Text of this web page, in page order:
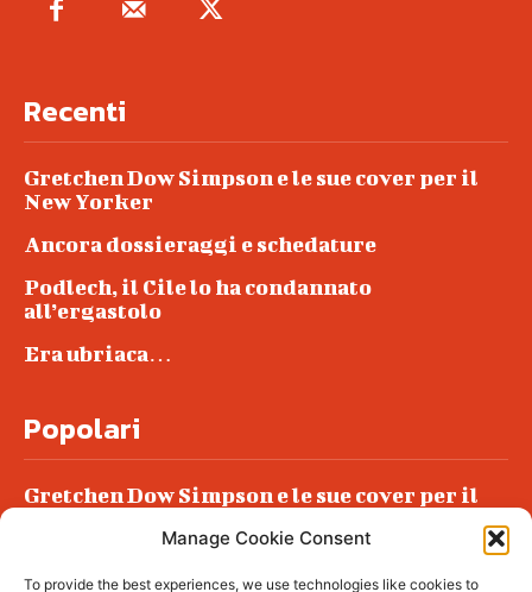
Manage Cookie Consent
To provide the best experiences, we use technologies like cookies to
Recenti
Gretchen Dow Simpson e le sue cover per il
New Yorker
Ancora dossieraggi e schedature
Podlech, il Cile lo ha condannato
all’ergastolo
Era ubriaca…
Popolari
Gretchen Dow Simpson e le sue cover per il